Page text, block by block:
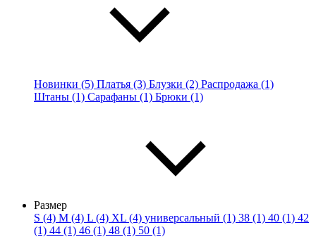
Новинки (5) Платья (3) Блузки (2) Распродажа (1)
Штаны (1) Сарафаны (1) Брюки (1)
Размер
S (4) M (4) L (4) XL (4) универсальный (1) 38 (1) 40 (1) 42
(1) 44 (1) 46 (1) 48 (1) 50 (1)